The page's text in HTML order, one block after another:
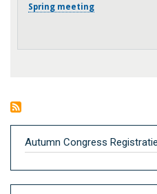
Spring meeting
Autumn Congress Registratie